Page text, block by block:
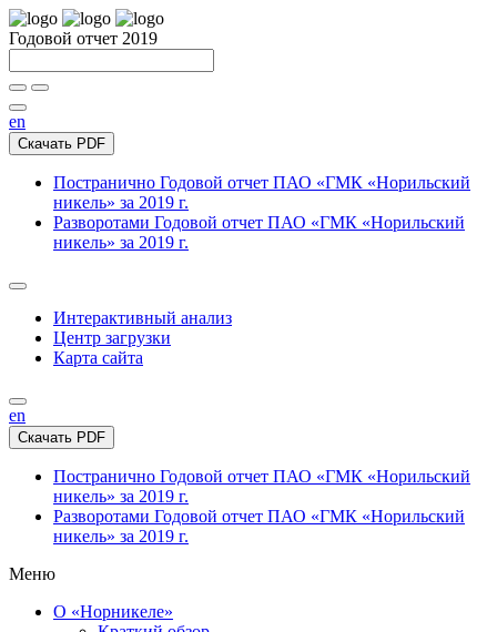
Годовой отчет 2019
en
Скачать PDF
Постранично Годовой отчет ПАО «ГМК «Норильский
никель» за 2019 г.
Разворотами Годовой отчет ПАО «ГМК «Норильский
никель» за 2019 г.
Интерактивный анализ
Центр загрузки
Карта сайта
en
Скачать PDF
Постранично Годовой отчет ПАО «ГМК «Норильский
никель» за 2019 г.
Разворотами Годовой отчет ПАО «ГМК «Норильский
никель» за 2019 г.
Меню
О «Норникеле»